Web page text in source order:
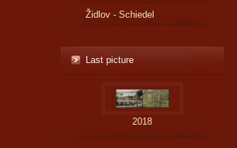
Židlov - Schiedel
Last picture
2018